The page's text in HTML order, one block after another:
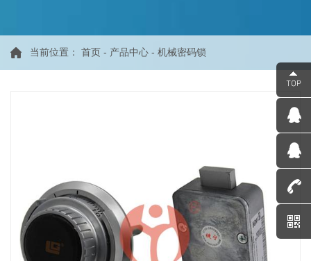
当前位置： 首页 - 产品中心 - 机械密码锁